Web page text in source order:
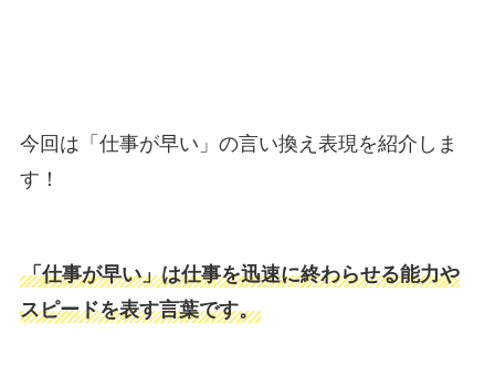
今回は「仕事が早い」の言い換え表現を紹介しま
す！
「仕事が早い」は仕事を迅速に終わらせる能力や
スピードを表す言葉です。